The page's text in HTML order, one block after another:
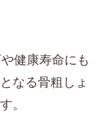
健康寿命にも
なる骨粗しょ
。